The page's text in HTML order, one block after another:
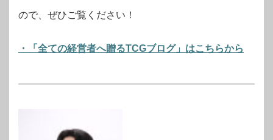
ので、ぜひご覧ください！
・「全ての経営者へ贈るTCGブログ」はこちらから